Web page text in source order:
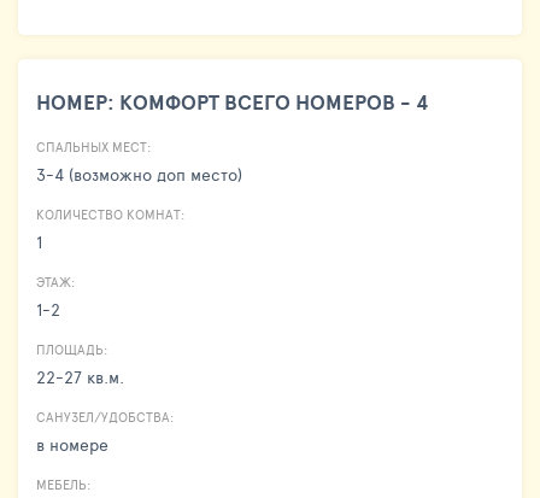
НОМЕР: КОМФОРТ ВСЕГО НОМЕРОВ - 4
СПАЛЬНЫХ МЕСТ:
3-4 (возможно доп место)
КОЛИЧЕСТВО КОМНАТ:
1
ЭТАЖ:
1-2
ПЛОЩАДЬ:
22-27 кв.м.
САНУЗЕЛ/УДОБСТВА:
в номере
МЕБЕЛЬ: